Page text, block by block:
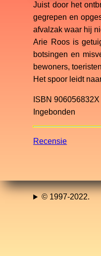
Juist door het
gegrepen en
afvalzak waar hij
Arie Roos is
botsingen en
bewoners,
Het spoor leidt
ISBN 906056832X
Ingebonden
Recensie
© 1997-2022.